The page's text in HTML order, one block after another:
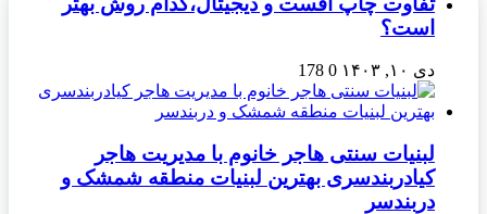
است؟
دی ۱۰, ۱۴۰۳ 0
178
لبنیات سنتی هاجر خانوم با مدیریت هاجر
کیادربندسری بهترین لبنیات منطقه شمشک و
دربندسر